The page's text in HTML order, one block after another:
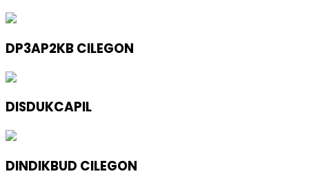
DP3AP2KB CILEGON
DISDUKCAPIL
DINDIKBUD CILEGON